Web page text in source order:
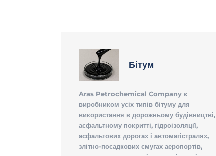
Бітум
Aras Petrochemical Company є
виробником усіх типів бітуму для
використання в дорожньому будівництві,
асфальтному покритті, гідроізоляції,
асфальтових дорогах і автомагістралях,
злітно-посадкових смугах аеропортів,